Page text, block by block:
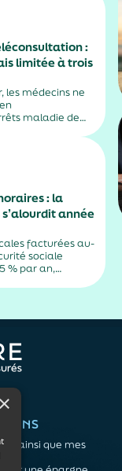
:
limitée à trois
les médecins ne
maladie de
dans un
: la
année
facturées au-
sociale
% par an,
en puissance des
ainsi que mes
×